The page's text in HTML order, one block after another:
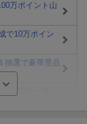
万ポイント山
で10万ポイン
抽選で豪華景品